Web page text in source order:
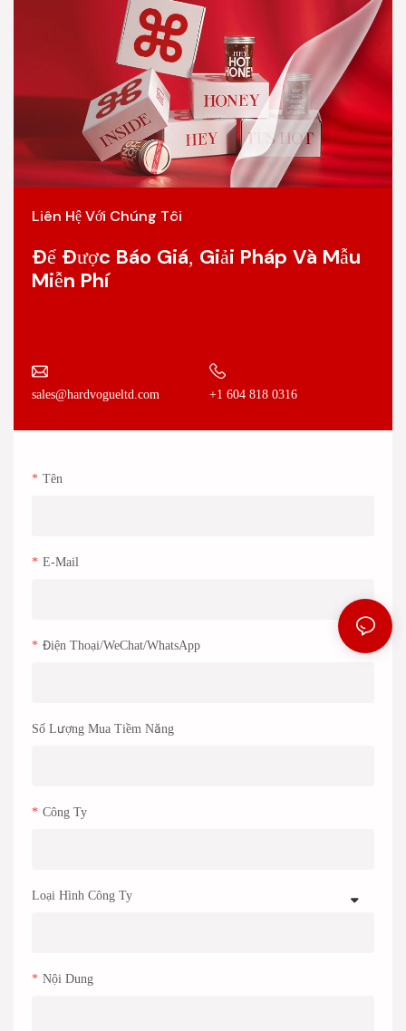
Liên Hệ Với Chúng Tôi
Để Được Báo Giá, Giải Pháp Và Mẫu
Miễn Phí
sales@hardvogueltd.com +1 604 818 0316
Tên
E-Mail
Điện Thoại/WeChat/WhatsApp
Số Lượng Mua Tiềm Năng
Công Ty
Loại Hình Công Ty
Nội Dung